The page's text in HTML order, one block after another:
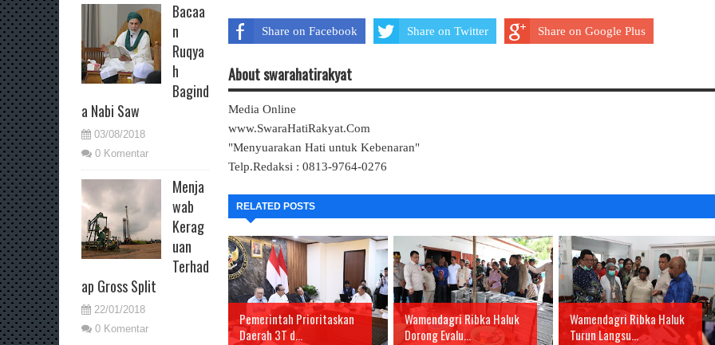
Bacaa
n
Ruqya
h
Bagind
a Nabi Saw
03/08/2018
0 Komentar
Menja
wab
Kerag
uan
Terhad
ap Gross Split
22/01/2018
0 Komentar
Share on Facebook Share on Twitter Share on Google Plus
About swarahatirakyat
Media Online
www.SwaraHatiRakyat.Com
"Menyuarakan Hati untuk Kebenaran"
Telp.Redaksi : 0813-9764-0276
RELATED POSTS
Pemerintah Prioritaskan
Daerah 3T d...
Wamendagri Ribka Haluk
Dorong Evalu...
Wamendagri Ribka Haluk
Turun Langsu...